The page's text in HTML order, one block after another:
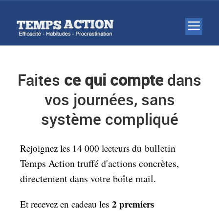
Faites ce qui compte dans
vos journées, sans
système compliqué
Rejoignez les 14 000 lecteurs du bulletin
Temps Action truffé d'actions concrètes,
directement dans votre boîte mail.
Et recevez en cadeau les 2 premiers